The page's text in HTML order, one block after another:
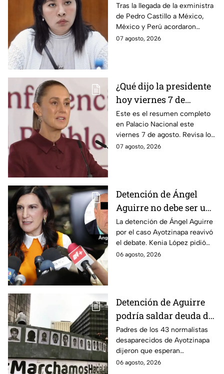
relaciones
diplomáticas tras
llegada de Betssy
Chávez al país
Tras la llegada de la exministra
de Pedro Castillo a México,
México y Perú acordaron
reanudar relaciones desde
07 agosto, 2026
¿Qué dijo la presidente
hoy viernes 7 de
agosto? Resumen EN
VIVO
Este es el resumen completo
en Palacio Nacional este
viernes 7 de agosto. Revisa los
datos presentados y las
07 agosto, 2026
Detención de Ángel
Aguirre no debe ser un
distractor, pide Kenia
López; exige justicia
por caso Ayotzinapa
La detención de Ángel Aguirre
por el caso Ayotzinapa reavivó
el debate. Kenia López pidió
que no sea un distractor
06 agosto, 2026
Detención de Aguirre
podría saldar deuda de
justicia: padres de los
43 de Ayotzinapa
Padres de los 43 normalistas
desaparecidos de Ayotzinapa
dijeron que esperan
información oficial sobre la
06 agosto, 2026